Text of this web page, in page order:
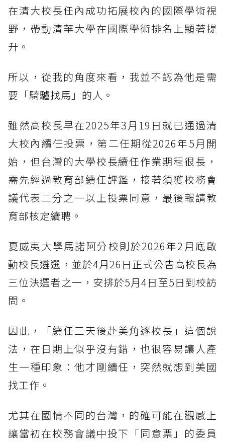
在清大校長任內成功拓展校內的國際學術視
野，帶動清華大學在國際學術排名上顯著提
升。
所以，從我的角度來看，我並不認為他是需
要「騎驢找馬」的人。
雖然高校長早在2025年3月19日就已通過清
大校內續任投票，第二任期從2026年5月開
始，但台灣的大學校長續任作業期程很長，
需先經過教育部續任評鑑，接著須獲校務會
議代表二分之一以上投票同意，最後報請教
育部核定續聘。
夏威夷大學馬諾阿分校則於2026年2月底啟
動校長遴選，並於4月26日正式公告高校長為
三位決選者之一，安排於5月4日至5日到校訪
問。
因此，「續任三天後赴美角逐校長」這個說
法，在日期上似乎沒有錯，也很容易讓人產
生一種印象：他才剛續任，突然就想到美國
找工作。
尤其在國情不同的台灣，的確可能在觀感上
讓當初在校務會議中投下「同意票」的委員